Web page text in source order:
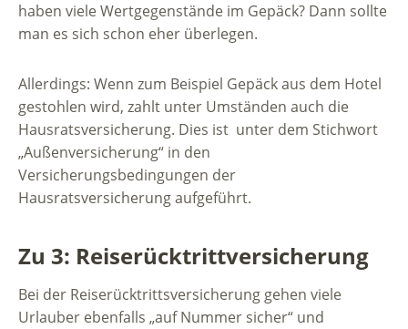
haben viele Wertgegenstände im Gepäck? Dann sollte
man es sich schon eher überlegen.
Allerdings: Wenn zum Beispiel Gepäck aus dem Hotel
gestohlen wird, zahlt unter Umständen auch die
Hausratsversicherung. Dies ist unter dem Stichwort
„Außenversicherung“ in den
Versicherungsbedingungen der
Hausratsversicherung aufgeführt.
Zu 3: Reiserücktrittversicherung
Bei der Reiserücktrittsversicherung gehen viele
Urlauber ebenfalls „auf Nummer sicher“ und